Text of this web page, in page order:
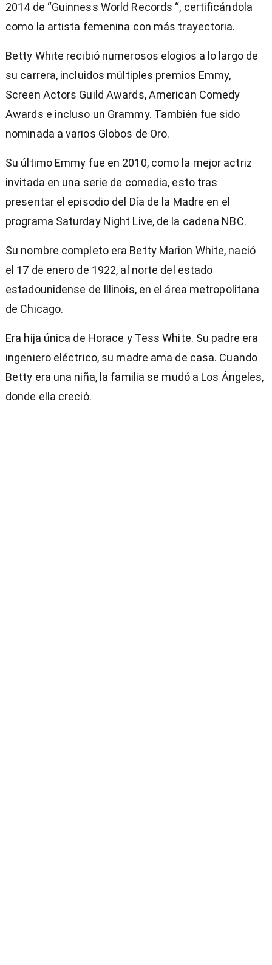
2014 de “Guinness World Records “, certificándola
como la artista femenina con más trayectoria.
Betty White recibió numerosos elogios a lo largo de
su carrera, incluidos múltiples premios Emmy,
Screen Actors Guild Awards, American Comedy
Awards e incluso un Grammy. También fue sido
nominada a varios Globos de Oro.
Su último Emmy fue en 2010, como la mejor actriz
invitada en una serie de comedia, esto tras
presentar el episodio del Día de la Madre en el
programa Saturday Night Live, de la cadena NBC.
Su nombre completo era Betty Marion White, nació
el 17 de enero de 1922, al norte del estado
estadounidense de Illinois, en el área metropolitana
de Chicago.
Era hija única de Horace y Tess White. Su padre era
ingeniero eléctrico, su madre ama de casa. Cuando
Betty era una niña, la familia se mudó a Los Ángeles,
donde ella creció.